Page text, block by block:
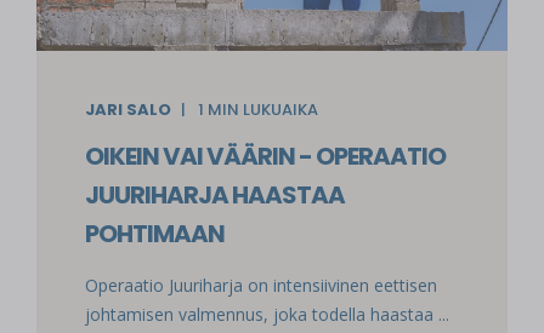
JARI SALO 1 MIN LUKUAIKA
OIKEIN VAI VÄÄRIN - OPERAATIO
JUURIHARJA HAASTAA
POHTIMAAN
Operaatio Juuriharja on intensiivinen eettisen
johtamisen valmennus, joka todella haastaa ...